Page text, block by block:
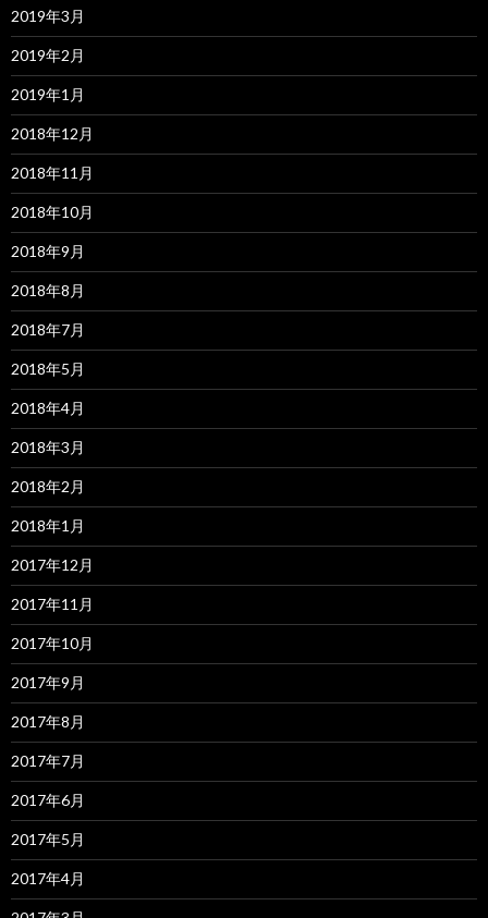
2019年3月
2019年2月
2019年1月
2018年12月
2018年11月
2018年10月
2018年9月
2018年8月
2018年7月
2018年5月
2018年4月
2018年3月
2018年2月
2018年1月
2017年12月
2017年11月
2017年10月
2017年9月
2017年8月
2017年7月
2017年6月
2017年5月
2017年4月